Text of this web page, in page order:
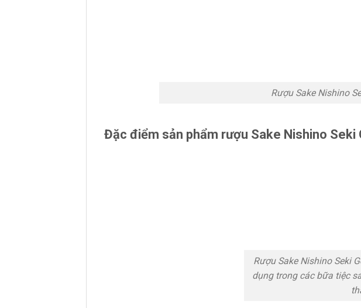
Rượu Sake Nishino
Đặc điểm sản phẩm rượu Sake Nishino Seki
Rượu Sake Nishino Seki
dụng trong các bữa tiệc